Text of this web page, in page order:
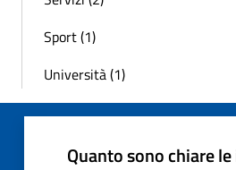
Sport (1)
Università (1)
Quanto sono chiare